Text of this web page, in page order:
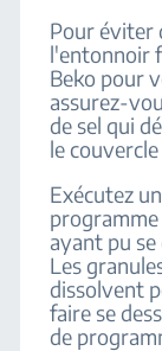
Pour éviter
l'entonnoir
Beko pour
assurez-
de sel qui
le
Exécutez
ayant pu
Les
dissolvent
faire se
de